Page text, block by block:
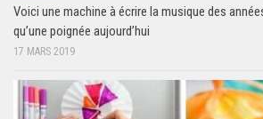
Voici une machine à écrire la musique des
qu’une poignée aujourd’hui
17 MARS 2019